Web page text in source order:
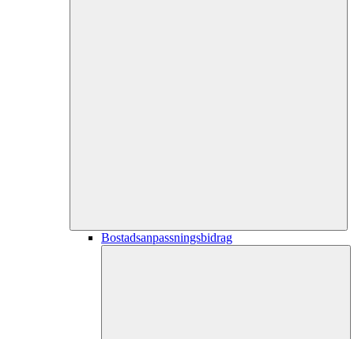
Bostadsanpassningsbidrag